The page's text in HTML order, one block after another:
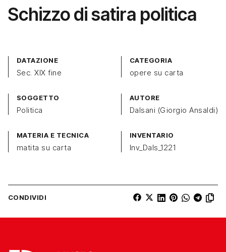
Schizzo di satira politica
DATAZIONE
Sec. XIX fine
CATEGORIA
opere su carta
SOGGETTO
Politica
AUTORE
Dalsani (Giorgio Ansaldi)
MATERIA E TECNICA
matita su carta
INVENTARIO
Inv_Dals_1221
CONDIVIDI